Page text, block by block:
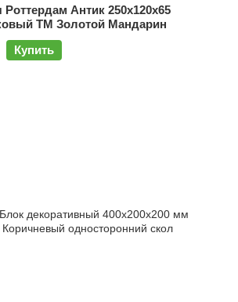
Роттердам Антик 250х120х65
ТМ Золотой Мандарин
Купить